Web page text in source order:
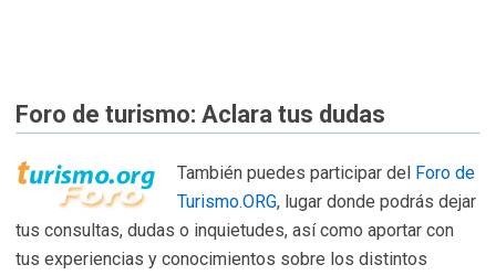
Foro de turismo: Aclara tus dudas
También puedes participar del Foro de
Turismo.ORG, lugar donde podrás dejar
tus consultas, dudas o inquietudes, así como aportar con
tus experiencias y conocimientos sobre los distintos